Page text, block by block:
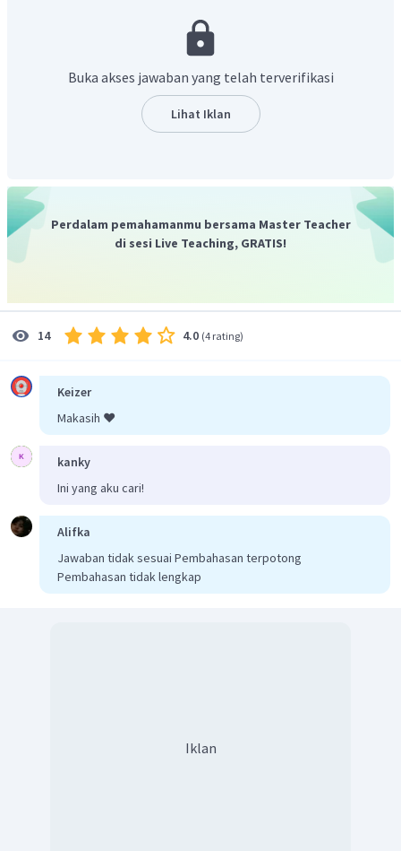
Mau lebih paham terkait materi ini? Coba latihan soal di
Buka akses jawaban yang telah terverifikasi
Lihat Iklan
Perdalam pemahamanmu bersama Master Teacher
di sesi Live Teaching, GRATIS!
14 4.0 (4 rating)
Keizer
Makasih ❤️
kanky
Ini yang aku cari!
Alifka
Jawaban tidak sesuai Pembahasan terpotong
Pembahasan tidak lengkap
Iklan